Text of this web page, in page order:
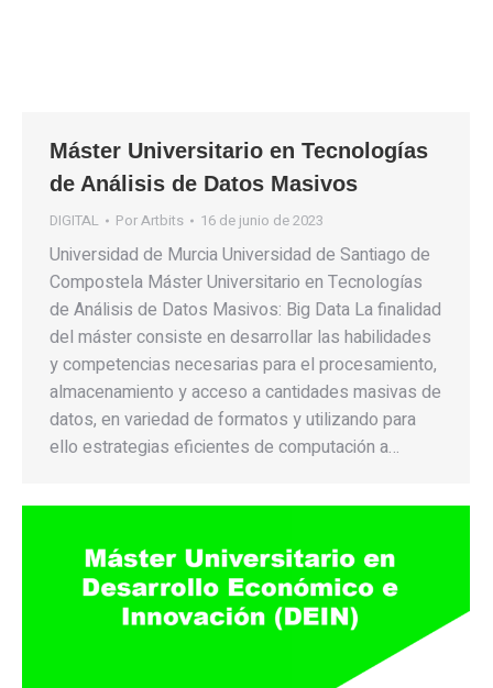
Máster Universitario en Tecnologías
de Análisis de Datos Masivos
DIGITAL PorArtbits 16 de junio de 2023
Universidad de Murcia Universidad de Santiago de
Compostela Máster Universitario en Tecnologías
de Análisis de Datos Masivos: Big Data La finalidad
del máster consiste en desarrollar las habilidades
y competencias necesarias para el procesamiento,
almacenamiento y acceso a cantidades masivas de
datos, en variedad de formatos y utilizando para
ello estrategias eficientes de computación a…